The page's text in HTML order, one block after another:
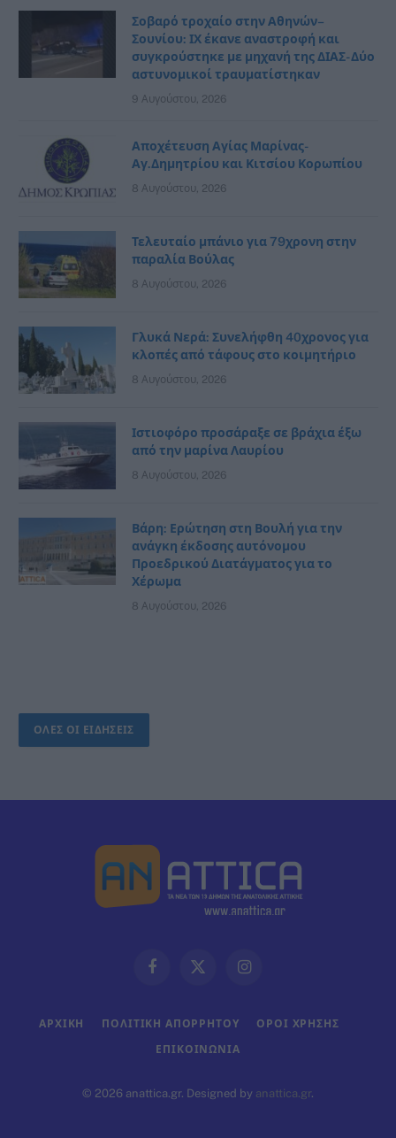
Σοβαρό τροχαίο στην Αθηνών–
Σουνίου: ΙΧ έκανε αναστροφή και
συγκρούστηκε με μηχανή της ΔΙΑΣ- Δύο
αστυνομικοί τραυματίστηκαν
9 Αυγούστου, 2026
Αποχέτευση Αγίας Μαρίνας-
Αγ.Δημητρίου και Κιτσίου Κορωπίου
8 Αυγούστου, 2026
Τελευταίο μπάνιο για 79χρονη στην
παραλία Βούλας
8 Αυγούστου, 2026
Γλυκά Νερά: Συνελήφθη 40χρονος για
κλοπές από τάφους στο κοιμητήριο
8 Αυγούστου, 2026
Ιστιοφόρο προσάραξε σε βράχια έξω
από την μαρίνα Λαυρίου
8 Αυγούστου, 2026
Βάρη: Ερώτηση στη Βουλή για την
ανάγκη έκδοσης αυτόνομου
Προεδρικού Διατάγματος για το
Χέρωμα
8 Αυγούστου, 2026
ΟΛΕΣ ΟΙ ΕΙΔΗΣΕΙΣ
FacebookX
Instagram
ΑΡΧΙΚΗ ΠΟΛΙΤΙΚΗ ΑΠΟΡΡΗΤΟΥ ΟΡΟΙ ΧΡΗΣΗΣ
ΕΠΙΚΟΙΝΩΝΊΑ
© 2026 anattica.gr. Designed by anattica.gr.